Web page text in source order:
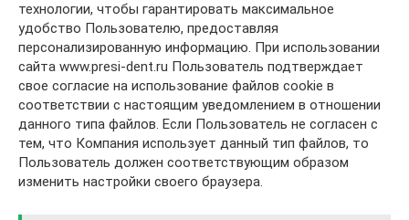
технологии, чтобы гарантировать максимальное
удобство Пользователю, предоставляя
персонализированную информацию. При использовании
сайта www.presi-dent.ru Пользователь подтверждает
свое согласие на использование файлов cookie в
соответствии с настоящим уведомлением в отношении
данного типа файлов. Если Пользователь не согласен с
тем, что Компания использует данный тип файлов, то
Пользователь должен соответствующим образом
изменить настройки своего браузера.